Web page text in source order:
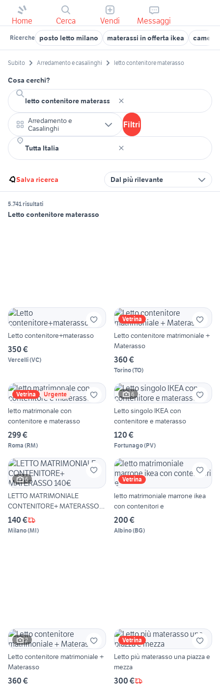
Home Cerca Vendi Messaggi
Ricerche posto letto milano materassi in offerta ikea camera
Subito Arredamento e casalinghi letto contenitore materasso
Cosa cerchi?
Arredamento e
Casalinghi
Filtri
Salva ricerca Dal più rilevante
5.741 risultati
Letto contenitore materasso
Letto contenitore+materasso
350 €
Vercelli(VC)
Vetrina
Letto contenitore matrimoniale +
Materasso
360 €
Torino(TO)
Vetrina Urgente
letto matrimonale con
contenitore e materasso
299 €
Roma (RM)
6
Letto singolo IKEA con
contenitore e materasso
120 €
Fortunago(PV)
6
LETTO MATRIMONIALE
CONTENITORE+ MATERASSO
140€
140 €
Milano(MI)
Vetrina
letto matrimoniale marrone ikea
con contenitori e
200 €
Albino(BG)
2
Letto contenitore matrimoniale +
Materasso
360 €
Vetrina
Letto più materasso una piazza e
mezza
300 €